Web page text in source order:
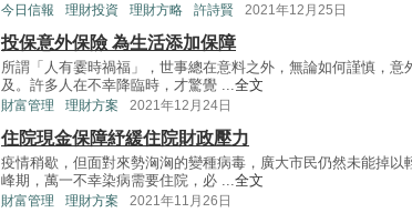
今日信報 理財投資 理財方略 許詩賢 2021年12月25日
投保意外保險 為生活添加保障
所謂「人有霎時禍福」，世事總在意料之外，無論如何謹慎，意
及。許多人在不幸降臨時，才驚覺 ...全文
財富管理 理財方案 2021年12月24日
住院現金保障紓緩住院財政壓力
疫情稍歇，但面對來勢洶洶的變種病毒，廣大市民仍然未能掉以
峰期，萬一不幸染病需要住院，必 ...全文
財富管理 理財方案 2021年11月26日